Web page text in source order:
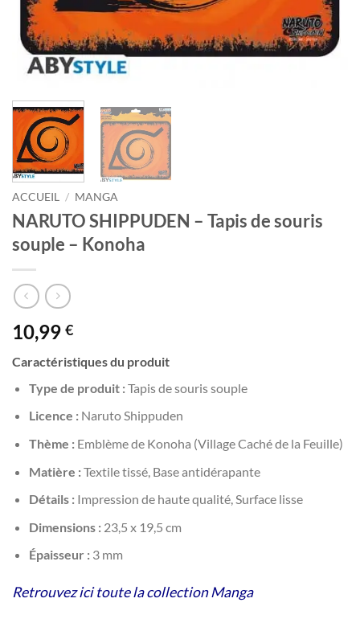
ACCUEIL / MANGA
NARUTO SHIPPUDEN – Tapis de souris
souple – Konoha
10,99 €
Caractéristiques du produit
Type de produit :Tapis de souris souple
Licence :Naruto Shippuden
Thème :Emblème de Konoha (Village Caché de la Feuille)
Matière :Textile tissé, Base antidérapante
Détails :Impression de haute qualité, Surface lisse
Dimensions :23,5 x 19,5 cm
Épaisseur :3 mm
Retrouvez ici toute la collection Manga